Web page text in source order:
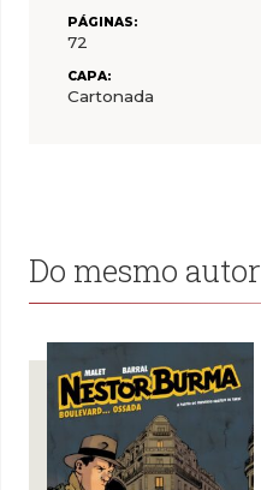
PÁGINAS:
72
CAPA:
Cartonada
Do mesmo autor